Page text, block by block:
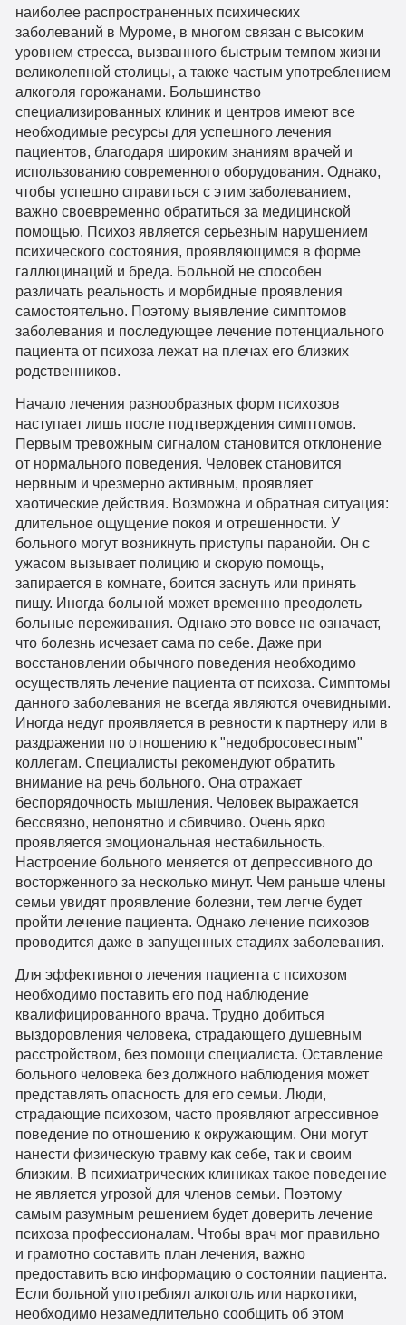
наиболее распространенных психических
заболеваний в Муроме, в многом связан с высоким
уровнем стресса, вызванного быстрым темпом жизни
великолепной столицы, а также частым употреблением
алкоголя горожанами. Большинство
специализированных клиник и центров имеют все
необходимые ресурсы для успешного лечения
пациентов, благодаря широким знаниям врачей и
использованию современного оборудования. Однако,
чтобы успешно справиться с этим заболеванием,
важно своевременно обратиться за медицинской
помощью. Психоз является серьезным нарушением
психического состояния, проявляющимся в форме
галлюцинаций и бреда. Больной не способен
различать реальность и морбидные проявления
самостоятельно. Поэтому выявление симптомов
заболевания и последующее лечение потенциального
пациента от психоза лежат на плечах его близких
родственников.
Начало лечения разнообразных форм психозов
наступает лишь после подтверждения симптомов.
Первым тревожным сигналом становится отклонение
от нормального поведения. Человек становится
нервным и чрезмерно активным, проявляет
хаотические действия. Возможна и обратная ситуация:
длительное ощущение покоя и отрешенности. У
больного могут возникнуть приступы паранойи. Он с
ужасом вызывает полицию и скорую помощь,
запирается в комнате, боится заснуть или принять
пищу. Иногда больной может временно преодолеть
больные переживания. Однако это вовсе не означает,
что болезнь исчезает сама по себе. Даже при
восстановлении обычного поведения необходимо
осуществлять лечение пациента от психоза. Симптомы
данного заболевания не всегда являются очевидными.
Иногда недуг проявляется в ревности к партнеру или в
раздражении по отношению к "недобросовестным"
коллегам. Специалисты рекомендуют обратить
внимание на речь больного. Она отражает
беспорядочность мышления. Человек выражается
бессвязно, непонятно и сбивчиво. Очень ярко
проявляется эмоциональная нестабильность.
Настроение больного меняется от депрессивного до
восторженного за несколько минут. Чем раньше члены
семьи увидят проявление болезни, тем легче будет
пройти лечение пациента. Однако лечение психозов
проводится даже в запущенных стадиях заболевания.
Для эффективного лечения пациента с психозом
необходимо поставить его под наблюдение
квалифицированного врача. Трудно добиться
выздоровления человека, страдающего душевным
расстройством, без помощи специалиста. Оставление
больного человека без должного наблюдения может
представлять опасность для его семьи. Люди,
страдающие психозом, часто проявляют агрессивное
поведение по отношению к окружающим. Они могут
нанести физическую травму как себе, так и своим
близким. В психиатрических клиниках такое поведение
не является угрозой для членов семьи. Поэтому
самым разумным решением будет доверить лечение
психоза профессионалам. Чтобы врач мог правильно
и грамотно составить план лечения, важно
предоставить всю информацию о состоянии пациента.
Если больной употреблял алкоголь или наркотики,
необходимо незамедлительно сообщить об этом